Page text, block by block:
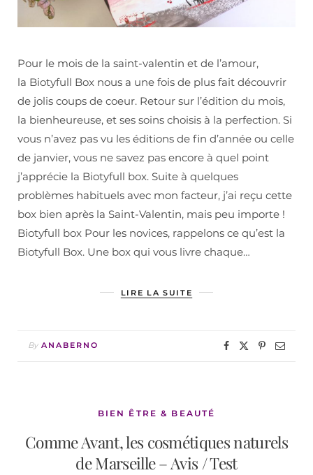
Pour le mois de la saint-valentin et de l’amour,
la Biotyfull Box nous a une fois de plus fait découvrir
de jolis coups de coeur. Retour sur l’édition du mois,
la bienheureuse, et ses soins choisis à la perfection. Si
vous n’avez pas vu les éditions de fin d’année ou celle
de janvier, vous ne savez pas encore à quel point
j’apprécie la Biotyfull box. Suite à quelques
problèmes habituels avec mon facteur, j’ai reçu cette
box bien après la Saint-Valentin, mais peu importe !
Biotyfull box Pour les novices, rappelons ce qu’est la
Biotyfull Box. Une box qui vous livre chaque…
LIRE LA SUITE
By ANABERNO
BIEN ÊTRE & BEAUTÉ
Comme Avant, les cosmétiques naturels
de Marseille – Avis / Test